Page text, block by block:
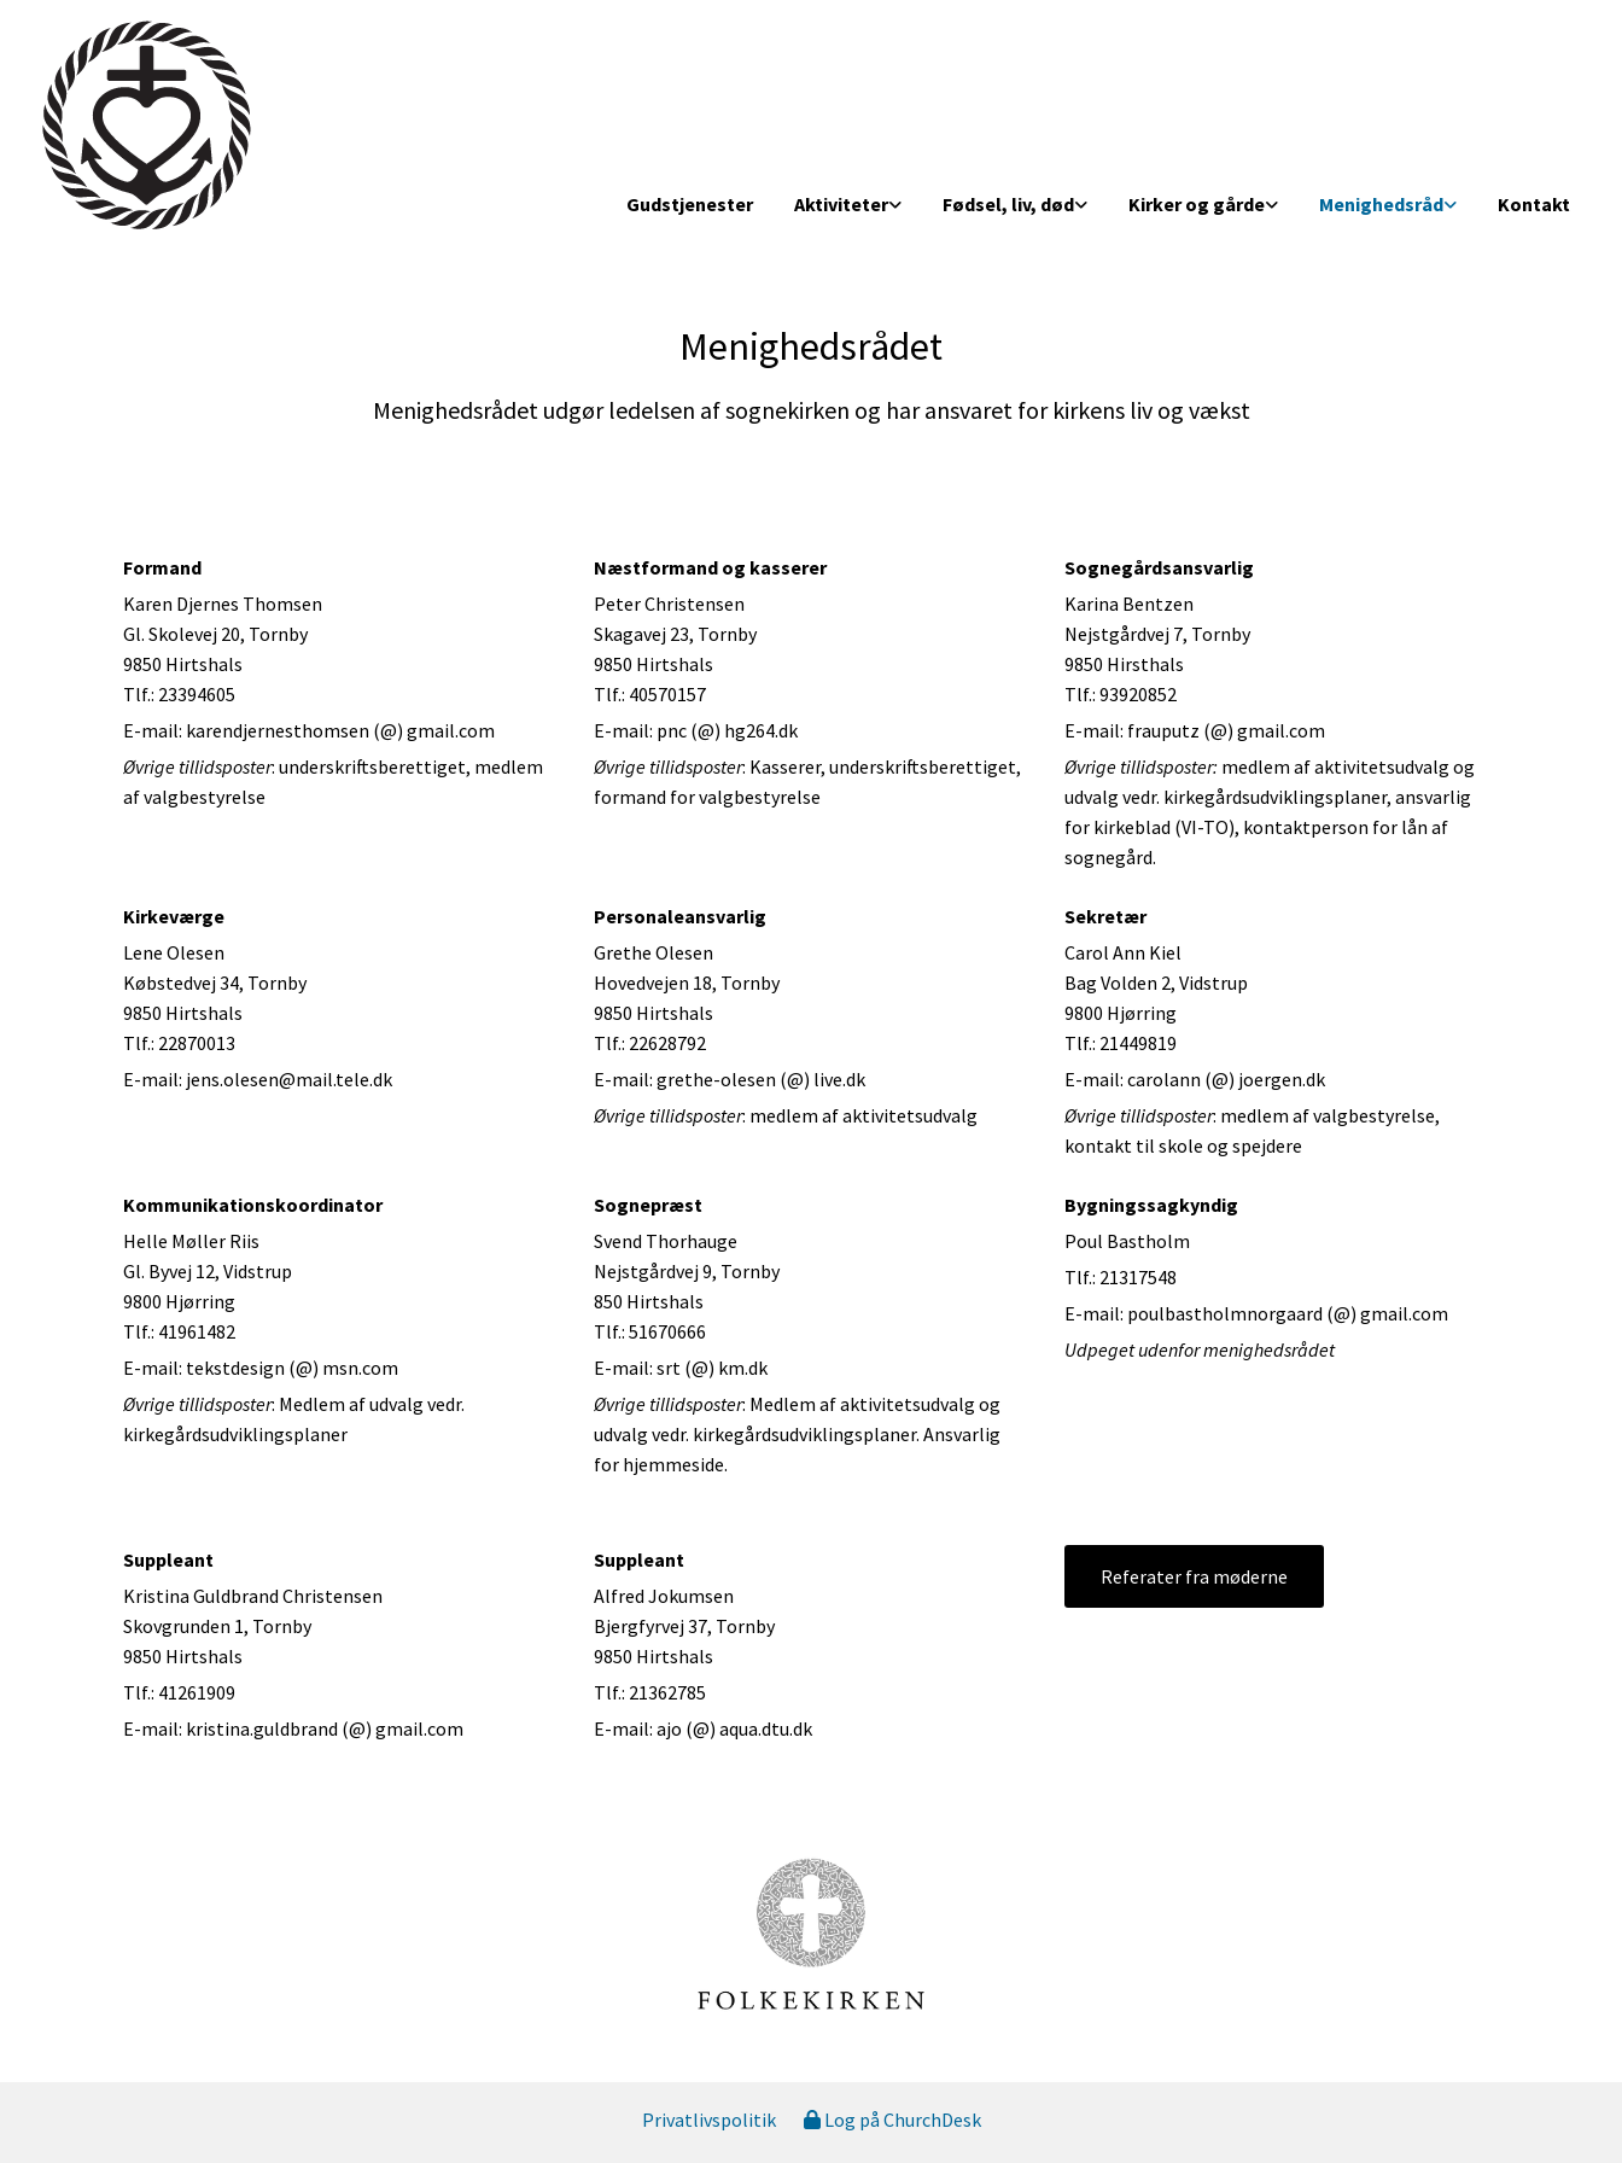
Gudstjenester Aktiviteter Fødsel, liv, død Kirker og gårde Menighedsråd Kontakt
Menighedsrådet
Menighedsrådet udgør ledelsen af sognekirken og har ansvaret for kirkens liv og vækst
Formand
Karen Djernes Thomsen
Gl. Skolevej 20, Tornby
9850 Hirtshals
Tlf.: 23394605
E-mail: karendjernesthomsen (@) gmail.com
Øvrige tillidsposter: underskriftsberettiget, medlem
af valgbestyrelse
Næstformand og kasserer
Peter Christensen
Skagavej 23, Tornby
9850 Hirtshals
Tlf.: 40570157
E-mail: pnc (@) hg264.dk
Øvrige tillidsposter: Kasserer, underskriftsberettiget,
formand for valgbestyrelse
Sognegårdsansvarlig
Karina Bentzen
Nejstgårdvej 7, Tornby
9850 Hirsthals
Tlf.: 93920852
E-mail: frauputz (@) gmail.com
Øvrige tillidsposter: medlem af aktivitetsudvalg og
udvalg vedr. kirkegårdsudviklingsplaner, ansvarlig
for kirkeblad (VI-TO), kontaktperson for lån af
sognegård.
Kirkeværge
Lene Olesen
Købstedvej 34, Tornby
9850 Hirtshals
Tlf.: 22870013
E-mail: jens.olesen@mail.tele.dk
Personaleansvarlig
Grethe Olesen
Hovedvejen 18, Tornby
9850 Hirtshals
Tlf.: 22628792
E-mail: grethe-olesen (@) live.dk
Øvrige tillidsposter: medlem af aktivitetsudvalg
Sekretær
Carol Ann Kiel
Bag Volden 2, Vidstrup
9800 Hjørring
Tlf.: 21449819
E-mail: carolann (@) joergen.dk
Øvrige tillidsposter: medlem af valgbestyrelse,
kontakt til skole og spejdere
Kommunikationskoordinator
Helle Møller Riis
Gl. Byvej 12, Vidstrup
9800 Hjørring
Tlf.: 41961482
E-mail: tekstdesign (@) msn.com
Øvrige tillidsposter: Medlem af udvalg vedr.
kirkegårdsudviklingsplaner
Sognepræst
Svend Thorhauge
Nejstgårdvej 9, Tornby
850 Hirtshals
Tlf.: 51670666
E-mail: srt (@) km.dk
Øvrige tillidsposter: Medlem af aktivitetsudvalg og
udvalg vedr. kirkegårdsudviklingsplaner. Ansvarlig
for hjemmeside.
Bygningssagkyndig
Poul Bastholm
Tlf.: 21317548
E-mail: poulbastholmnorgaard (@) gmail.com
Udpeget udenfor menighedsrådet
Suppleant
Kristina Guldbrand Christensen
Skovgrunden 1, Tornby
9850 Hirtshals
Tlf.: 41261909
E-mail: kristina.guldbrand (@) gmail.com
Suppleant
Alfred Jokumsen
Bjergfyrvej 37, Tornby
9850 Hirtshals
Tlf.: 21362785
E-mail: ajo (@) aqua.dtu.dk
Referater fra møderne
Privatlivspolitik Log på ChurchDesk